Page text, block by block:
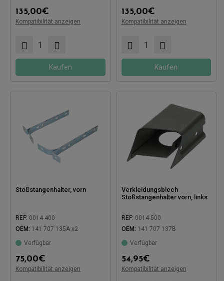
135,00€
Kompatibilität anzeigen
Kaufen
135,00€
Kompatibilität anzeigen
Kaufen
Stoßstangenhalter, vorn
REF: 0014-400
OEM: 141 707 135A x2
Verfügbar
75,00€
Kompatibilität anzeigen
Verkleidungsblech
Stoßstangenhalter vorn, links
REF: 0014-500
OEM: 141 707 137B
Verfügbar
54,95€
Kompatibilität anzeigen